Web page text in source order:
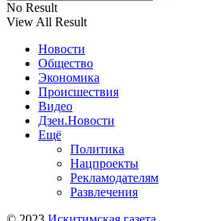
No Result
View All Result
Новости
Общество
Экономика
Происшествия
Видео
Дзен.Новости
Ещё
Политика
Нацпроекты
Рекламодателям
Развлечения